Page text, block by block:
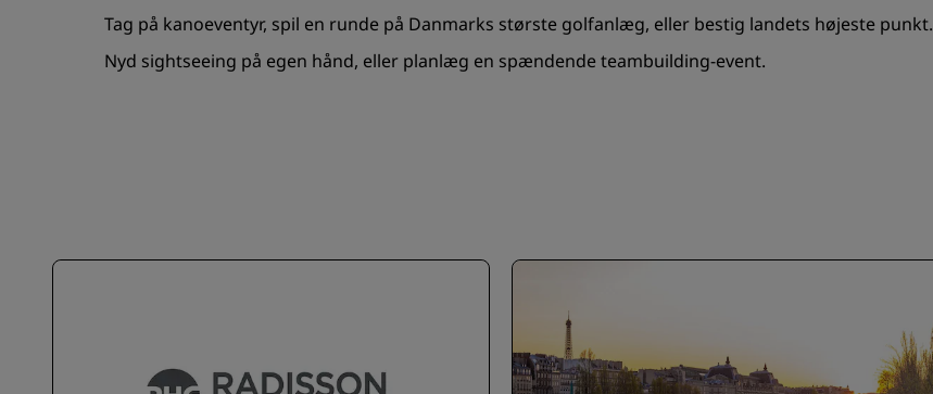
Tag på kanoeventyr, spil en runde på Danmarks største golfanlæg, eller bestig landets højeste punkt.
Nyd sightseeing på egen hånd, eller planlæg en spændende teambuilding-event.